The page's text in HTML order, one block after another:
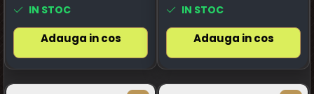
IN STOC
Adauga in cos
IN STOC
Adauga in cos